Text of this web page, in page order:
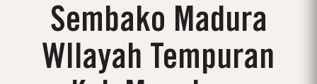
Sembako Madura
WIlayah Tempuran